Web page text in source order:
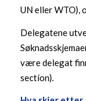
UN eller WTO),
Delegatene
være delegat
section).